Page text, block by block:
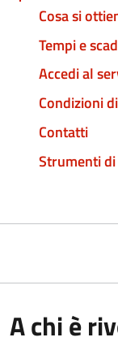
Cosa si
Tempi e
Accedi al
Condizioni
Contatti
Strumenti
A chi è